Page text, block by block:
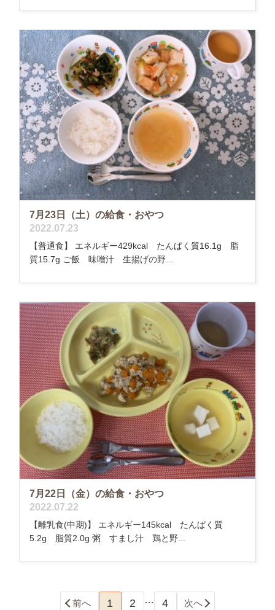
7月23日（土）の給食・おやつ
2022.07.23
【普通食】 エネルギー429kcal たんぱく質16.1g 脂
質15.7g ご飯 味噌汁 生揚げの野...
7月22日（金）の給食・おやつ
2022.07.22
【離乳食(中期)】 エネルギー145kcal たんぱく質
5.2g 脂質2.0g 粥 すまし汁 鶏と野...
前へ 1 2 … 4 次へ